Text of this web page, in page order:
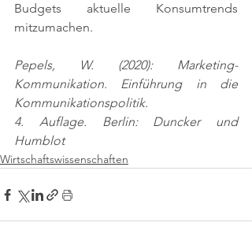
Budgets aktuelle Konsumtrends
mitzumachen.
Pepels, W. (2020): Marketing-
Kommunikation. Einführung in die
Kommunikationspolitik.
4. Auflage. Berlin: Duncker und
Humblot
Wirtschaftswissenschaften